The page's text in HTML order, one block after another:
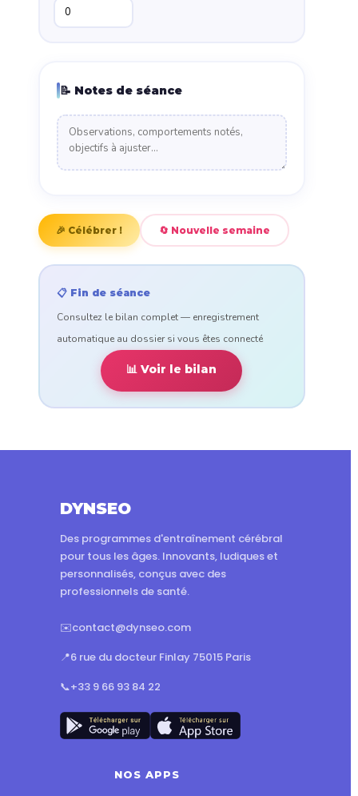
📝 Notes de séance
🎉 Célébrer ! 🔄 Nouvelle semaine
📋 Fin de séance
Consultez le bilan complet — enregistrement
automatique au dossier si vous êtes connecté
📊 Voir le bilan
DYNSEO
Des programmes d'entraînement cérébral
pour tous les âges. Innovants, ludiques et
personnalisés, conçus avec des
professionnels de santé.
✉️contact@dynseo.com
📍6 rue du docteur Finlay 75015 Paris
📞+33 9 66 93 84 22
NOS APPS